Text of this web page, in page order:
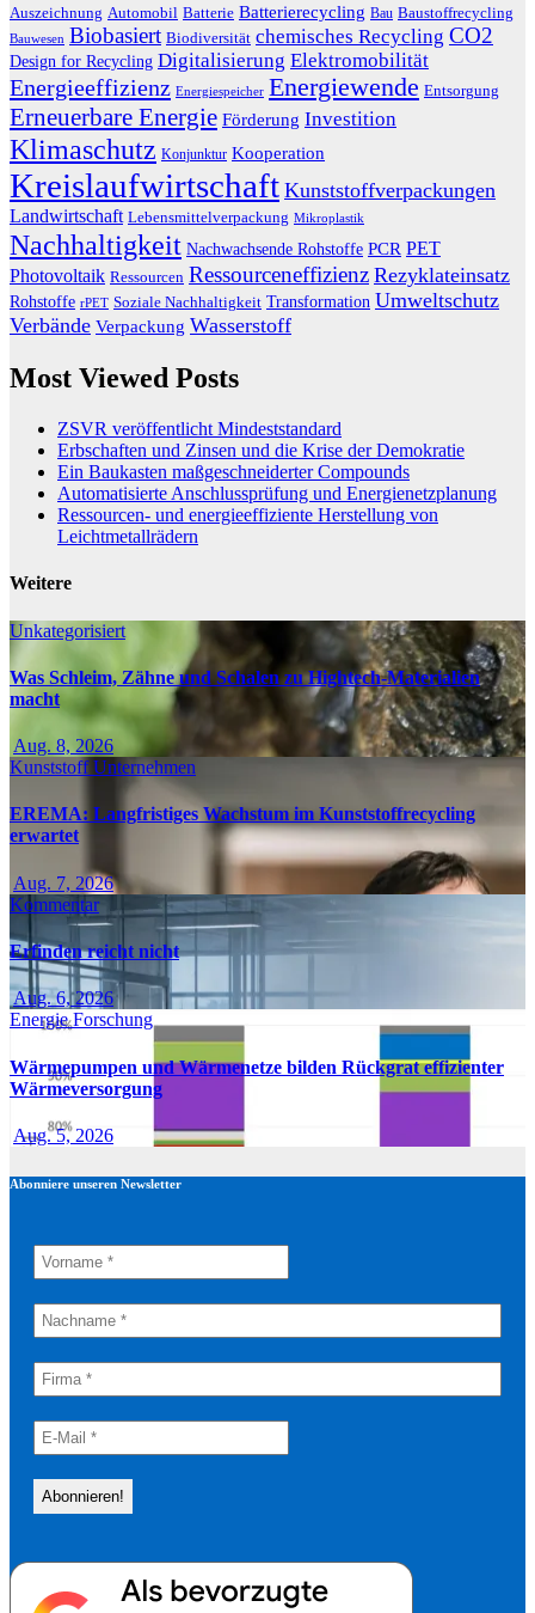
Auszeichnung Automobil Batterie Batterierecycling Bau Baustoffrecycling
Bauwesen Biobasiert Biodiversität chemisches Recycling CO2
Design for Recycling Digitalisierung Elektromobilität
Energieeffizienz Energiespeicher Energiewende Entsorgung
Erneuerbare Energie Förderung Investition
Klimaschutz Konjunktur Kooperation
Kreislaufwirtschaft Kunststoffverpackungen
Landwirtschaft Lebensmittelverpackung Mikroplastik
Nachhaltigkeit Nachwachsende Rohstoffe PCR PET
Photovoltaik Ressourcen Ressourceneffizienz Rezyklateinsatz
Rohstoffe rPET Soziale Nachhaltigkeit Transformation Umweltschutz
Verbände Verpackung Wasserstoff
Most Viewed Posts
ZSVR veröffentlicht Mindeststandard
Erbschaften und Zinsen und die Krise der Demokratie
Ein Baukasten maßgeschneiderter Compounds
Automatisierte Anschlussprüfung und Energienetzplanung
Ressourcen- und energieeffiziente Herstellung von
Leichtmetallrädern
Weitere
Unkategorisiert
Was Schleim, Zähne und Schalen zu Hightech-Materialien
macht
Aug. 8, 2026
KunststoffUnternehmen
EREMA: Langfristiges Wachstum im Kunststoffrecycling
erwartet
Aug. 7, 2026
Kommentar
Erfinden reicht nicht
Aug. 6, 2026
EnergieForschung
Wärmepumpen und Wärmenetze bilden Rückgrat effizienter
Wärmeversorgung
Aug. 5, 2026
Abonniere unseren Newsletter